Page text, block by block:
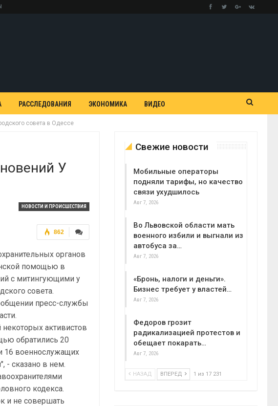
РАССЛЕДОВАНИЯ ЭКОНОМИКА ВИДЕО
совета в Одессе
У
НОВОСТИ И ПРОИСШЕСТВИЯ
862
органов
помощью в
с митингующими у
совета.
пресс-службы
некоторых активистов
обратились 20
16 военнослужащих
- сказано в нем.
кодекса.
и не совершать
Свежие новости
Мобильные операторы
подняли тарифы, но качество
связи ухудшилось
Авг 7, 2026
Во Львовской области мать
военного избили и выгнали из
автобуса за…
Авг 7, 2026
«Бронь, налоги и деньги».
Бизнес требует у властей…
Авг 7, 2026
Федоров грозит
радикализацией протестов и
обещает покарать…
Авг 7, 2026
НАЗАД ВПЕРЕД 1 из 17 231